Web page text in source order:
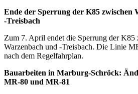
Ende der Sperrung der K85 zwischen
-Treisbach
Zum 7. April endet die Sperrung der K85
Warzenbach und -Treisbach. Die Linie
nach dem Regelfahrplan.
Bauarbeiten in Marburg-Schröck:
MR-80 und MR-81